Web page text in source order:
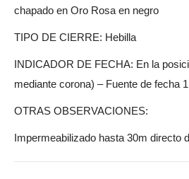
chapado en Oro Rosa en negro
TIPO DE CIERRE: Hebilla
INDICADOR DE FECHA: En la
mediante corona) – Fuente de fecha
OTRAS OBSERVACIONES:
Impermeabilizado hasta 30m directo